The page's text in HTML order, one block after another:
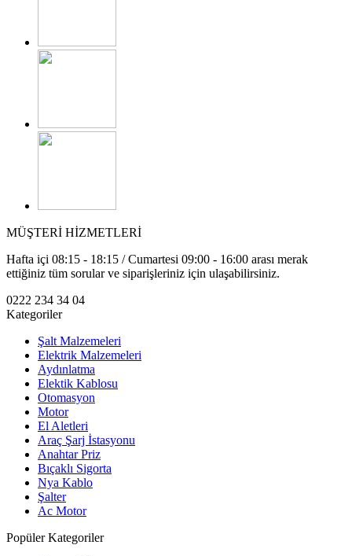
MÜŞTERİ HİZMETLERİ
Hafta içi 08:15 - 18:15 / Cumartesi 09:00 - 16:00 arası merak
ettiğiniz tüm sorular ve siparişleriniz için ulaşabilirsiniz.
0222 234 34 04
Kategoriler
Şalt Malzemeleri
Elektrik Malzemeleri
Aydınlatma
Elektik Kablosu
Otomasyon
Motor
El Aletleri
Araç Şarj İstasyonu
Anahtar Priz
Bıçaklı Sigorta
Nya Kablo
Şalter
Ac Motor
Popüler Kategoriler